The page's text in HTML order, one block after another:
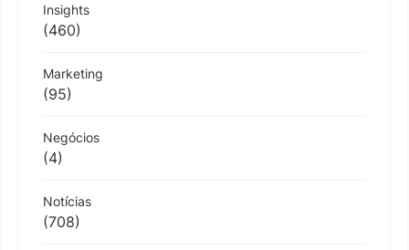
Insights
(460)
Marketing
(95)
Negócios
(4)
Notícias
(708)